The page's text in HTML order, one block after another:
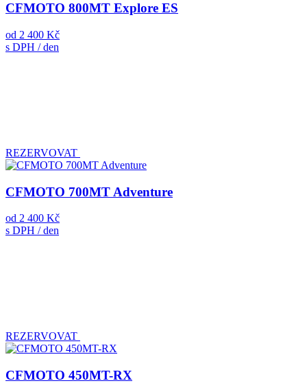
CFMOTO 800MT Explore ES
od 2 400 Kč
s DPH / den
REZERVOVAT
CFMOTO 700MT Adventure
od 2 400 Kč
s DPH / den
REZERVOVAT
CFMOTO 450MT-RX